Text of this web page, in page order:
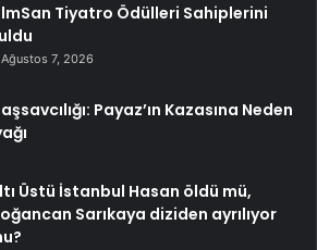
Tiyatro Ödülleri Sahiplerini
Ağustos 7, 2026
Payaz’ın Kazasına Neden
Üstü İstanbul Hasan öldü mü,
Sarıkaya diziden ayrılıyor